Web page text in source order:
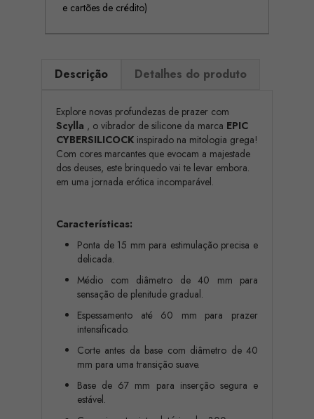
e cartões de crédito)
Descrição Detalhes do produto
Explore novas profundezas de prazer com
Scylla , o vibrador de silicone da marca EPIC
CYBERSILICOCK inspirado na mitologia grega!
Com cores marcantes que evocam a majestade
dos deuses, este brinquedo vai te levar embora.
em uma jornada erótica incomparável.
Características:
Ponta de 15 mm para estimulação precisa e
delicada.
Médio com diâmetro de 40 mm para
sensação de plenitude gradual.
Espessamento até 60 mm para prazer
intensificado.
Corte antes da base com diâmetro de 40
mm para uma transição suave.
Base de 67 mm para inserção segura e
estável.